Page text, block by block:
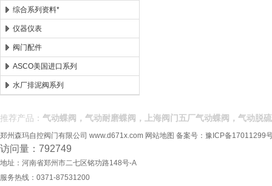
综合系列资料*
仪器仪表
阀门配件
ASCO美国进口系列
水厂排泥阀系列
推荐产品： 气动蝶阀，气动耐磨蝶阀，上海阀门五厂气动蝶阀，气动脱
郑州森玛自控阀门有限公司 www.d671x.com 网站地图 备案号： 豫ICP备17011299
访问量：792749
地址：河南省郑州市二七区铭功路148号-A
服务热线：0371-87531200